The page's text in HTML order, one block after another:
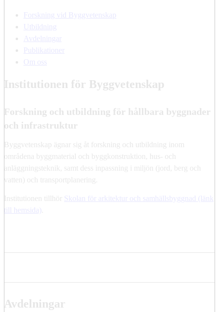
Forskning vid Byggvetenskap
Utbildning
Avdelningar
Publikationer
Om oss
Institutionen för Byggvetenskap
Forskning och utbildning för hållbara byggnader
och infrastruktur
Byggvetenskap ägnar sig åt forskning och utbildning inom
områdena byggmaterial och byggkonstruktion, hus- och
anläggningsteknik, samt dess inpassning i miljön (jord, berg och
vatten) och transportplanering.
Institutionen tillhör
Skolan för arkitektur och samhällsbyggnad (länk
till hemsida)
Avdelningar